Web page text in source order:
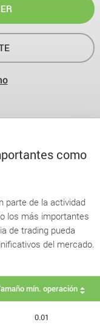
como
parte de la actividad
los más importantes
de trading pueda
del mercado.
mín. operación
0.01